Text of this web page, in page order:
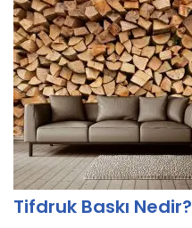
Tifdruk Baskı Nedir?